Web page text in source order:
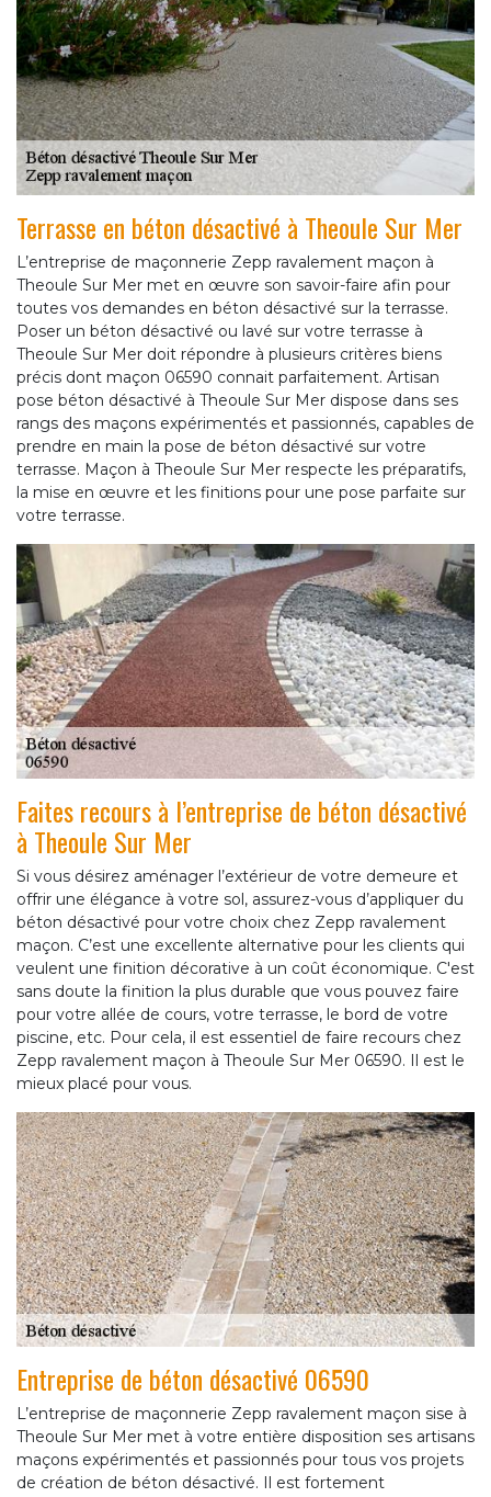
Terrasse en béton désactivé à Theoule Sur Mer
L’entreprise de maçonnerie Zepp ravalement maçon à
Theoule Sur Mer met en œuvre son savoir-faire afin pour
toutes vos demandes en béton désactivé sur la terrasse.
Poser un béton désactivé ou lavé sur votre terrasse à
Theoule Sur Mer doit répondre à plusieurs critères biens
précis dont maçon 06590 connait parfaitement. Artisan
pose béton désactivé à Theoule Sur Mer dispose dans ses
rangs des maçons expérimentés et passionnés, capables de
prendre en main la pose de béton désactivé sur votre
terrasse. Maçon à Theoule Sur Mer respecte les préparatifs,
la mise en œuvre et les finitions pour une pose parfaite sur
votre terrasse.
Faites recours à l’entreprise de béton désactivé
à Theoule Sur Mer
Si vous désirez aménager l’extérieur de votre demeure et
offrir une élégance à votre sol, assurez-vous d’appliquer du
béton désactivé pour votre choix chez Zepp ravalement
maçon. C’est une excellente alternative pour les clients qui
veulent une finition décorative à un coût économique. C'est
sans doute la finition la plus durable que vous pouvez faire
pour votre allée de cours, votre terrasse, le bord de votre
piscine, etc. Pour cela, il est essentiel de faire recours chez
Zepp ravalement maçon à Theoule Sur Mer 06590. Il est le
mieux placé pour vous.
Entreprise de béton désactivé 06590
L’entreprise de maçonnerie Zepp ravalement maçon sise à
Theoule Sur Mer met à votre entière disposition ses artisans
maçons expérimentés et passionnés pour tous vos projets
de création de béton désactivé. Il est fortement